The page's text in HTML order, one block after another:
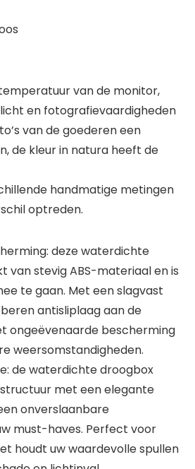
van de monitor,
en fotografievaardigheden
van de goederen een
de kleur in natura heeft de
handmatige metingen
optreden.
deze waterdichte
van stevig ABS-materiaal en is
te gaan. Met een slagvast
antisliplaag aan de
ongeëvenaarde bescherming
weersomstandigheden.
de waterdichte droogbox
met een elegante
onverslaanbare
must-haves. Perfect voor
houdt uw waardevolle spullen